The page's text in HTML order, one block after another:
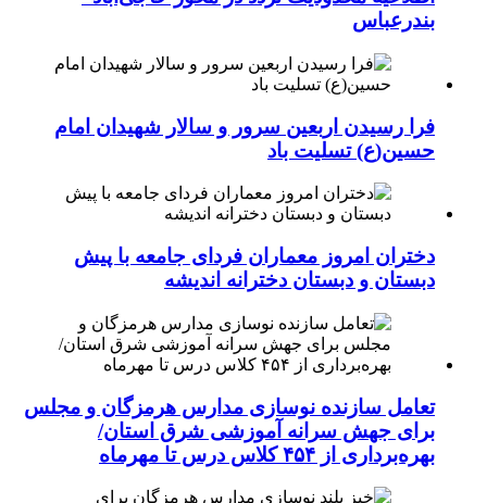
بندرعباس
فرا رسیدن اربعین سرور و سالار شهیدان امام
حسین(ع) تسلیت باد
دختران امروز معماران فردای جامعه با پیش
دبستان و دبستان دخترانه اندیشه
تعامل سازنده نوسازی مدارس هرمزگان و مجلس
برای جهش سرانه آموزشی شرق استان/
بهره‌برداری از ۴۵۴ کلاس درس تا مهرماه